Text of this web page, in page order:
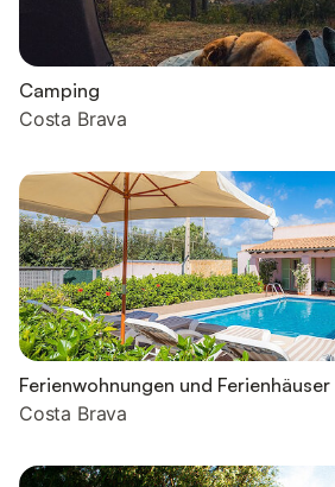
Camping
Costa Brava
Ferienwohnungen und Ferienhäuser
Costa Brava